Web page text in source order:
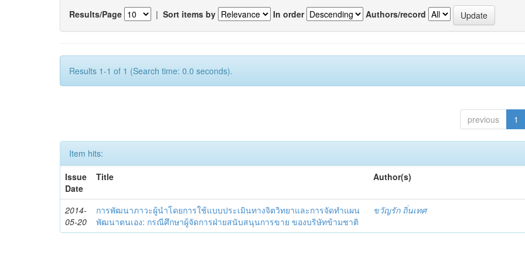
Results/Page | Sort items by In order Authors/record
Results 1-1 of 1 (Search time: 0.0 seconds).
previous 1
Item hits:
Issue
Date
Title Author(s)
2014-
05-20
การพัฒนาภาวะผู้นำโดยการใช้แบบประเมินทางจิตวิทยาและการจัดทำแผน
พัฒนาตนเอง: กรณีศึกษาผู้จัดการฝ่ายสนับสนุนการขาย ของบริษัทข้ามชาติ
ขวัญรัก ถิ่นเทศ